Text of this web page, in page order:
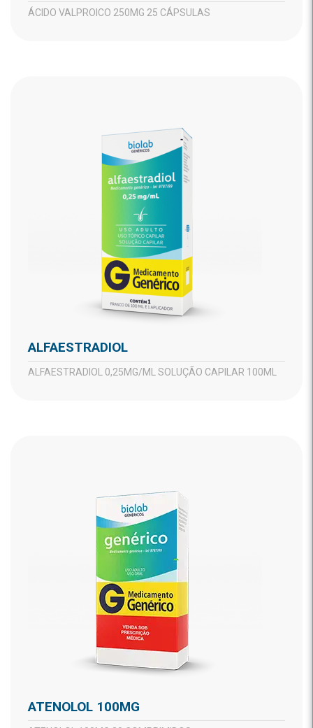
ÁCIDO VALPROICO 250MG 25 CÁPSULAS
ALFAESTRADIOL
ALFAESTRADIOL 0,25MG/ML SOLUÇÃO CAPILAR 100ML
ATENOLOL 100MG